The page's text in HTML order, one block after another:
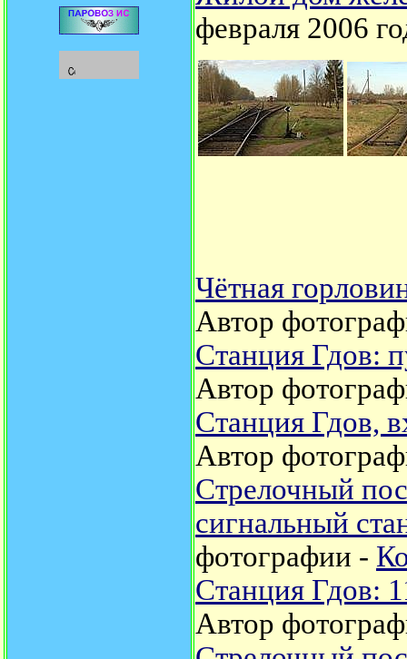
февраля 2006
Чётная
Автор
Станция Гдов:
Автор
Станция Гдов,
Автор
Стрелочный
сигнальный
фотографии -
Станция Гдов:
Автор